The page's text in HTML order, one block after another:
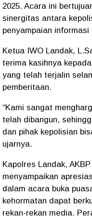
2025. Acara ini
sinergitas antara
penyampaian
Ketua IWO Landak,
terima kasihnya
yang telah terjalin
pemberitaan.
“Kami sangat
telah dibangun,
dan pihak kepolisian
ujarnya.
Kapolres Landak,
menyampaikan
dalam acara buka
kehormatan dapat
rekan-rekan media.